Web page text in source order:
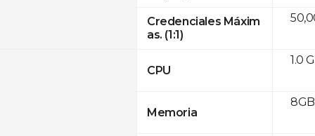
Credenciales Máxim
as. (1:1)
CPU
Memoria
1.0